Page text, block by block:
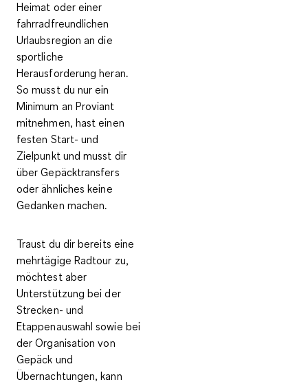
Heimat oder einer
fahrradfreundlichen
Urlaubsregion an die
sportliche
Herausforderung heran.
So musst du nur ein
Minimum an Proviant
mitnehmen, hast einen
festen Start- und
Zielpunkt und musst dir
über Gepäcktransfers
oder ähnliches keine
Gedanken machen.
Traust du dir bereits eine
mehrtägige Radtour zu,
möchtest aber
Unterstützung bei der
Strecken- und
Etappenauswahl sowie bei
der Organisation von
Gepäck und
Übernachtungen, kann